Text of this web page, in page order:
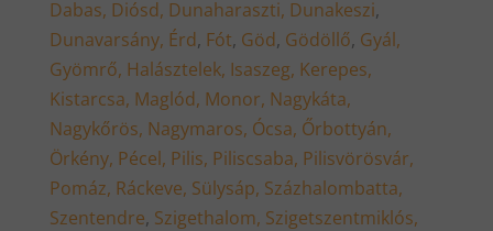
Dabas, Diósd, Dunaharaszti, Dunakeszi,
Dunavarsány, Érd, Fót, Göd, Gödöllő, Gyál,
Gyömrő, Halásztelek, Isaszeg, Kerepes,
Kistarcsa, Maglód, Monor, Nagykáta,
Nagykőrös, Nagymaros, Ócsa, Őrbottyán,
Örkény, Pécel, Pilis, Piliscsaba, Pilisvörösvár,
Pomáz, Ráckeve, Sülysáp, Százhalombatta,
Szentendre, Szigethalom, Szigetszentmiklós,